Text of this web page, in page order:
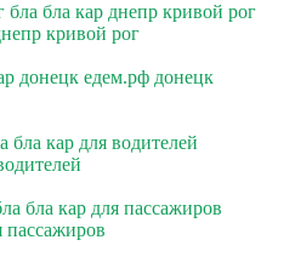
бла бла кар днепр кривой рог
кривой рог
донецк едем.рф донецк
бла кар для водителей
бла кар для пассажиров
пассажиров